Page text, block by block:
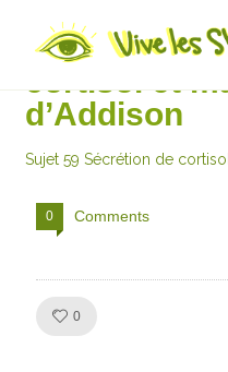
Sujet 59
cortisol et
d’Addison
Sujet 59 Sécrétion de
0 Comments
0